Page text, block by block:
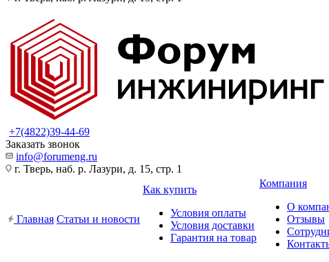
+7(4822)39-44-69
Заказать звонок
info@forumeng.ru
г. Тверь, наб. р. Лазури, д. 15, стр. 1
Главная Статьи и новости
Как купить
Условия оплаты
Условия доставки
Гарантия на товар
Компания
О
Отзывы